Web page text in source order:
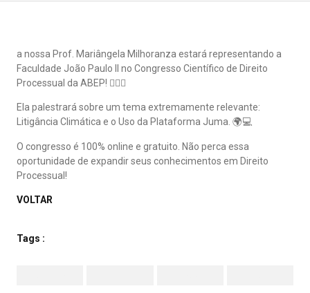
a nossa Prof. Mariângela Milhoranza estará representando a
Faculdade João Paulo II no Congresso Científico de Direito
Processual da ABEP! 👩‍⚖️✨
Ela palestrará sobre um tema extremamente relevante:
Litigância Climática e o Uso da Plataforma Juma. 🌍💻
O congresso é 100% online e gratuito. Não perca essa
oportunidade de expandir seus conhecimentos em Direito
Processual!
VOLTAR
Tags :